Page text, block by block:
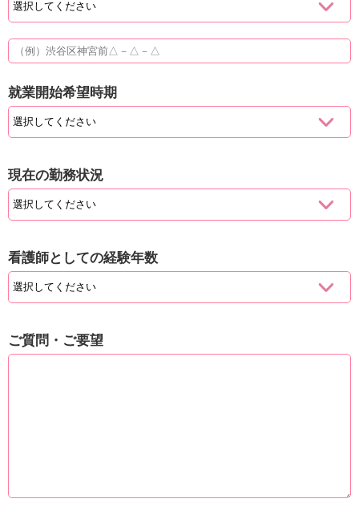
就業開始希望時期
現在の勤務状況
看護師としての経験年数
ご質問・ご要望